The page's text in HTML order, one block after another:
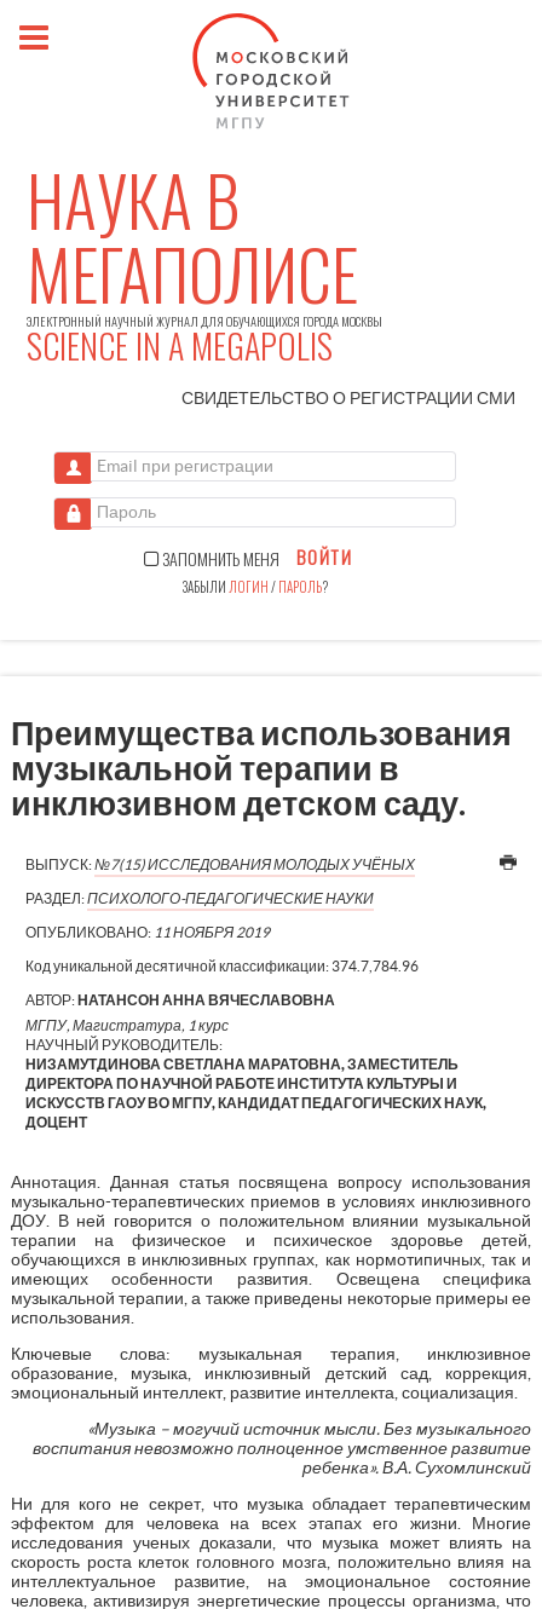
НАУКА В
МЕГАПОЛИСЕ
ЭЛЕКТРОННЫЙ НАУЧНЫЙ ЖУРНАЛ ДЛЯ ОБУЧАЮЩИХСЯ ГОРОДА МОСКВЫ
SCIENCE IN A MEGAPOLIS
СВИДЕТЕЛЬСТВО О РЕГИСТРАЦИИСМИ
Email при регистрации
Пароль
ЗАПОМНИТЬ МЕНЯ ВОЙТИ
ЗАБЫЛИ ЛОГИН/ПАРОЛЬ?
Преимущества использования
музыкальной терапии в
инклюзивном детском саду.
ВЫПУСК:№7(15) ИССЛЕДОВАНИЯ МОЛОДЫХ УЧЁНЫХ
РАЗДЕЛ:ПСИХОЛОГО-ПЕДАГОГИЧЕСКИЕ НАУКИ
ОПУБЛИКОВАНО: 11 НОЯБРЯ 2019
Код уникальной десятичной классификации: 374.7,784.96
АВТОР:НАТАНСОН АННА ВЯЧЕСЛАВОВНА
МГПУ, Магистратура, 1 курс
НАУЧНЫЙ РУКОВОДИТЕЛЬ:
НИЗАМУТДИНОВА СВЕТЛАНА МАРАТОВНА, ЗАМЕСТИТЕЛЬ
ДИРЕКТОРА ПО НАУЧНОЙ РАБОТЕ ИНСТИТУТА КУЛЬТУРЫ И
ИСКУССТВ ГАОУ ВО МГПУ, КАНДИДАТ ПЕДАГОГИЧЕСКИХ НАУК,
ДОЦЕНТ
Аннотация. Данная статья посвящена вопросу использования
музыкально-терапевтических приемов в условиях инклюзивного
ДОУ. В ней говорится о положительном влиянии музыкальной
терапии на физическое и психическое здоровье детей,
обучающихся в инклюзивных группах, как нормотипичных, так и
имеющих особенности развития. Освещена специфика
музыкальной терапии, а также приведены некоторые примеры ее
использования.
Ключевые слова: музыкальная терапия, инклюзивное
образование, музыка, инклюзивный детский сад, коррекция,
эмоциональный интеллект, развитие интеллекта, социализация.
«Музыка – могучий источник мысли. Без музыкального
воспитания невозможно полноценное умственное развитие
ребенка». В.А. Сухомлинский
Ни для кого не секрет, что музыка обладает терапевтическим
эффектом для человека на всех этапах его жизни. Многие
исследования ученых доказали, что музыка может влиять на
скорость роста клеток головного мозга, положительно влияя на
интеллектуальное развитие, на эмоциональное состояние
человека, активизируя энергетические процессы организма, что